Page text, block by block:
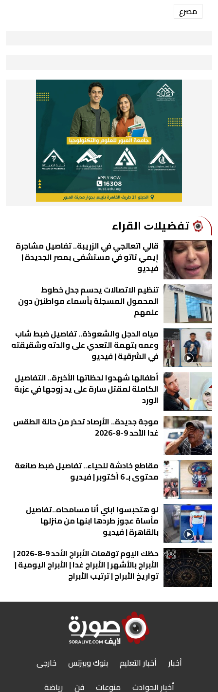
مصرع
ﺗﻔﻀﻴﻼﺕ اﻟﻘﺮاء
قالي اتعالجي في الزريبة.. تفاصيل مشاجرة
إيمي تاتو في مستشفى بمصر الجديدة |
فيديو
تنظيم الاتصالات يحسم جدل خطوط
المحمول المسجلة بأسماء مواطنين دون
علمهم
مياه الدجل والشعوذة.. تفاصيل ضبط شاب
وعمه بتهمة التعدي على والدته وشقيقته
في الشرقية | فيديو
أطفالها شهدوا لحظاتها الأخيرة.. التفاصيل
الكاملة لمقتل سارة على يد زوجها في عزبة
الورد
موجة جديدة.. الأرصاد تحذر من حالة الطقس
غدا الأحد 9-8-2026
مقاطع خادشة للحياء.. تفاصيل ضبط صانعة
محتوى بـ 6 أكتوبر | فيديو
لو هتحبسوا ابني أنا مسامحاه..تفاصيل
مأساة عجوز طردها ابنها من منزلها
بالقاهرة | فيديو
حظك اليوم توقعات الأبراج الأحد 9-8-2026 |
الأبراج بالأشهر | الأبراج غدا | الأبراج اليومية |
تواريخ الأبراج | ترتيب الأبراج
أخبار أخبار التعليم بنوك وبيزنس
خارجى
أخبار الحوادث
منوعات فن رياضة